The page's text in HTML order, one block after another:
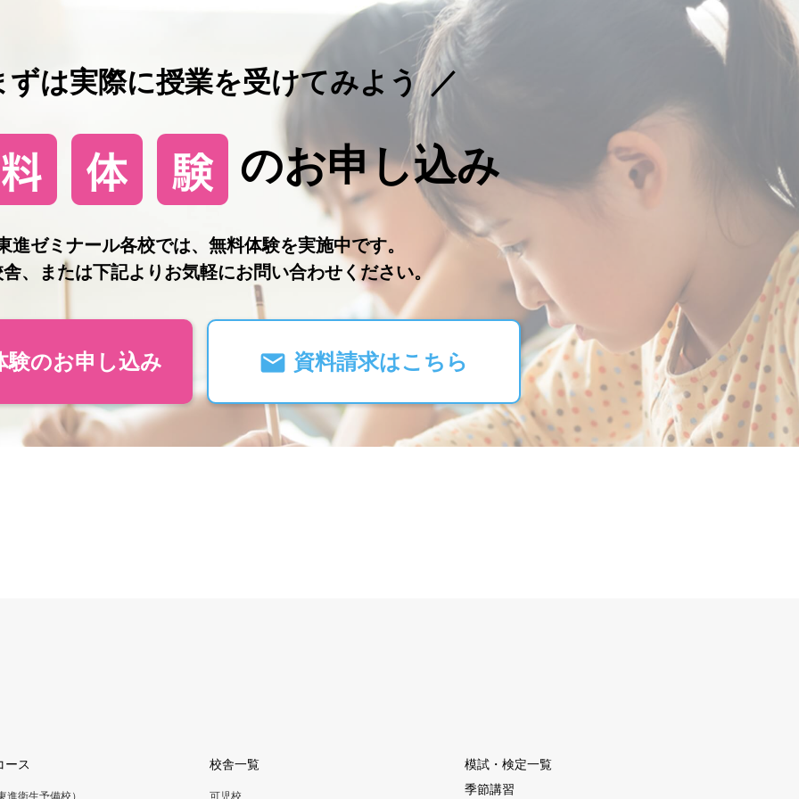
ずは実際に授業を受けてみよう
のお申し込み
進ゼミナール各校では、無料体験を実施中です。
、または下記よりお気軽にお問い合わせください。
のお申し込み 資料請求はこちら
ース
進衛生予備校）
校舎一覧
可児校
模試・検定一覧
季節講習